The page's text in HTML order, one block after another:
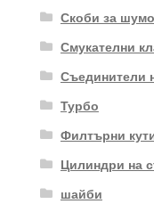
Скоби за
Смукателни
Съединители
Турбо
Филтърни
Цилиндри на
шайби